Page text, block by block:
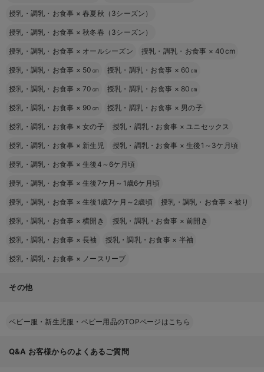
授乳・調乳・お食事 ×春夏秋（3シーズン）
授乳・調乳・お食事 ×秋冬春（3シーズン）
授乳・調乳・お食事 × オールシーズン 授乳・調乳・お食事 ×40cm
授乳・調乳・お食事 × 50㎝ 授乳・調乳・お食事 × 60㎝
授乳・調乳・お食事 ×70㎝ 授乳・調乳・お食事 × 80㎝
授乳・調乳・お食事 × 90㎝ 授乳・調乳・お食事 × 男の子
授乳・調乳・お食事 ×女の子 授乳・調乳・お食事 ×ユニセックス
授乳・調乳・お食事 × 新生児 授乳・調乳・お食事 ×生後1～3ケ月頃
授乳・調乳・お食事 ×生後4～6ケ月頃
授乳・調乳・お食事 ×生後7ケ月～1歳6ケ月頃
授乳・調乳・お食事 ×生後1歳7ケ月～2歳頃 授乳・調乳・お食事 ×被り
授乳・調乳・お食事 ×横開き 授乳・調乳・お食事 ×前開き
授乳・調乳・お食事 ×長袖 授乳・調乳・お食事 × 半袖
授乳・調乳・お食事 × ノースリーブ
その他
ベビー服・新生児服・ベビー用品のTOPページはこちら
Q&A お客様からのよくあるご質問